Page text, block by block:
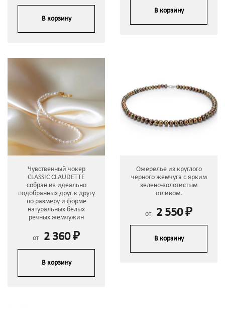
В корзину
В корзину
Чувственный чокер
CLASSIC CLAUDETTE
собран из идеально
подобранных друг к другу
по размеру и форме
натуральных белых
речных жемчужин
от 2 360 ₽
В корзину
Ожерелье из круглого
черного жемчуга с ярким
зелено-золотистым
отливом.
от 2 550 ₽
В корзину